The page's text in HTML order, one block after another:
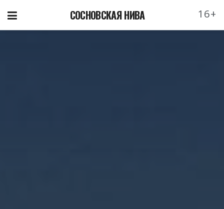
СОСНОВСКАЯ НИВА 16+